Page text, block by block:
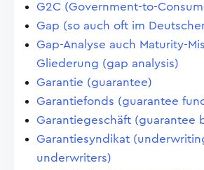
G2C (Government-to-
Gap (so auch oft im
Gap-Analyse auch Maturity-
Gliederung (gap analysis)
Garantie (guarantee)
Garantiefonds (guarantee
Garantiegeschäft (guarantee
Garantiesyndikat
underwriters)